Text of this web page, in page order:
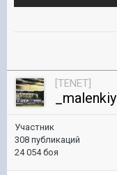
[TENET]
_malenkiy
Участник
308 публикаций
24 054 боя